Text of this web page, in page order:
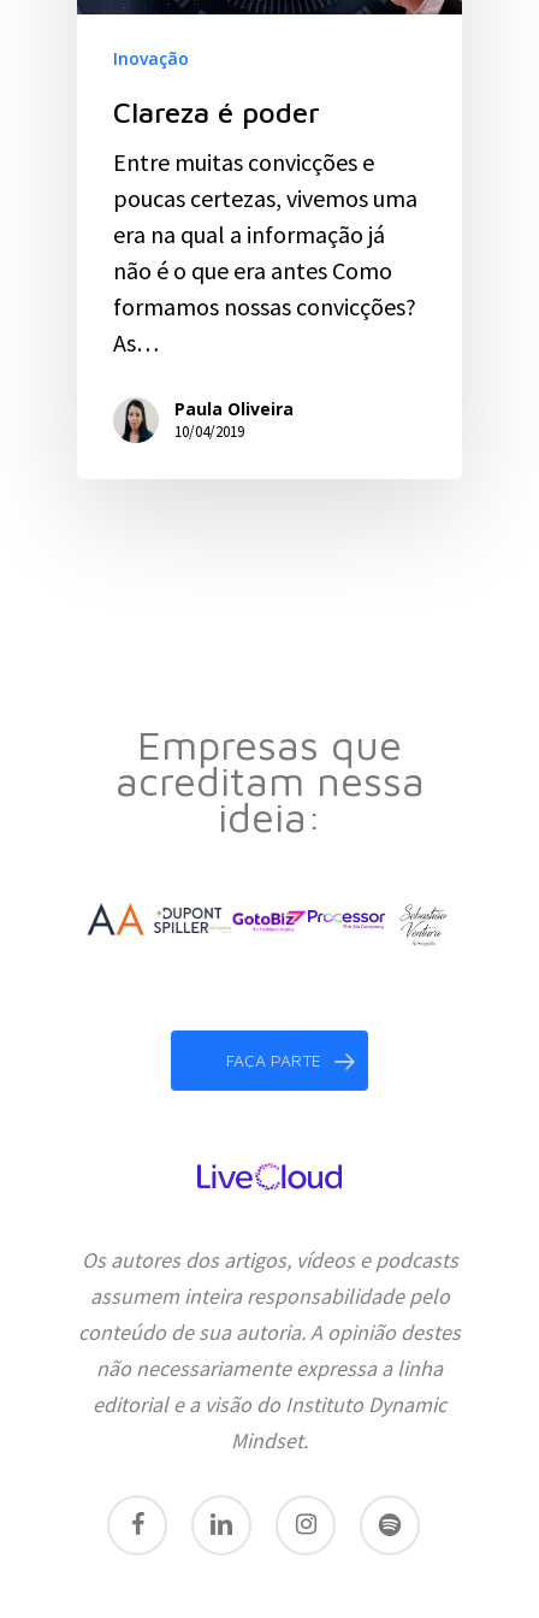
Inovação
Clareza é poder
Entre muitas convicções e
poucas certezas, vivemos uma
era na qual a informação já
não é o que era antes Como
formamos nossas convicções?
As…
Paula Oliveira
10/04/2019
Empresas que
acreditam nessa
ideia:
FAÇA PARTE
Os autores dos artigos, vídeos e podcasts
assumem inteira responsabilidade pelo
conteúdo de sua autoria. A opinião destes
não necessariamente expressa a linha
editorial e a visão do Instituto Dynamic
Mindset.
facebook linkedin instagram spotify